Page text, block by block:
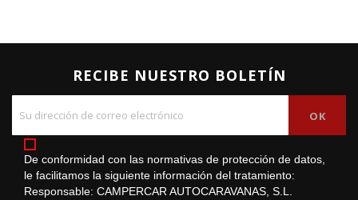
RECIBE NUESTRO BOLETÍN
De conformidad con las normativas de protección de datos,
le facilitamos la siguiente información del tratamiento:
Responsable: CAMPERCAR AUTOCARAVANAS, S.L.